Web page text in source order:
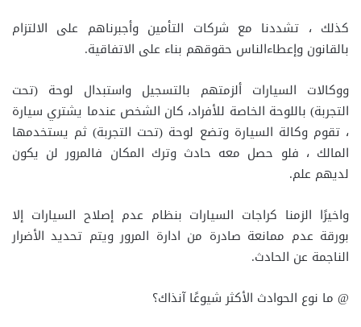
كذلك ، تشددنا مع شركات التأمين وأجبرناهم على الالتزام
بالقانون وإعطاءالناس حقوقهم بناء على الاتفاقية.
ووكالات السيارات ألزمتهم بالتسجيل واستبدال لوحة (تحت
التجربة) باللوحة الخاصة للأفراد، كان الشخص عندما يشتري سيارة
، تقوم وكالة السيارة وتضع لوحة (تحت التجربة) ثم يستخدمها
المالك ، فلو حصل معه حادث وترك المكان فالمرور لن يكون
لديهم علم.
واخيرًا الزمنا كراجات السيارات بنظام عدم إصلاح السيارات إلا
بورقة عدم ممانعة صادرة من ادارة المرور ويتم تحديد الأضرار
الناجمة عن الحادث.
@ ما نوع الحوادث الأكثر شيوعًا آنذاك؟